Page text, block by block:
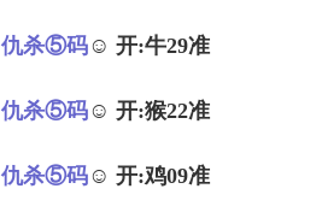
仇杀⑤码☺ 开:牛29准
仇杀⑤码☺ 开:猴22准
仇杀⑤码☺ 开:鸡09准